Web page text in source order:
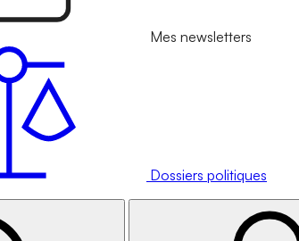
Mes newsletters
Dossiers politiques